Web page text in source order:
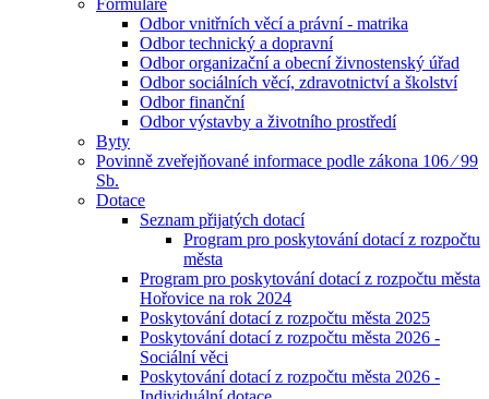
Formuláře
Odbor vnitřních věcí a právní - matrika
Odbor technický a dopravní
Odbor organizační a obecní živnostenský úřad
Odbor sociálních věcí, zdravotnictví a školství
Odbor finanční
Odbor výstavby a životního prostředí
Byty
Povinně zveřejňované informace podle zákona 106 ⁄ 99
Sb.
Dotace
Seznam přijatých dotací
Program pro poskytování dotací z rozpočtu
města
Program pro poskytování dotací z rozpočtu města
Hořovice na rok 2024
Poskytování dotací z rozpočtu města 2025
Poskytování dotací z rozpočtu města 2026 -
Sociální věci
Poskytování dotací z rozpočtu města 2026 -